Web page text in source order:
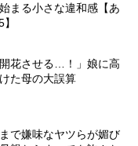
まる小さな違和感【あ
花させる…！」娘に高
た母の大誤算
で嫌味なヤツらが媚び